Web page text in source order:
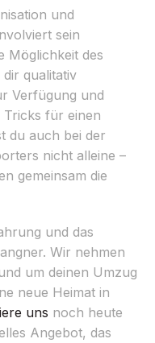
und
sein
Möglichkeit des
qualitativ
Verfügung und
für einen
du auch bei der
nicht alleine –
gemeinsam die
und das
Wir nehmen
um deinen Umzug
neue Heimat in
uns noch heute
Angebot, das